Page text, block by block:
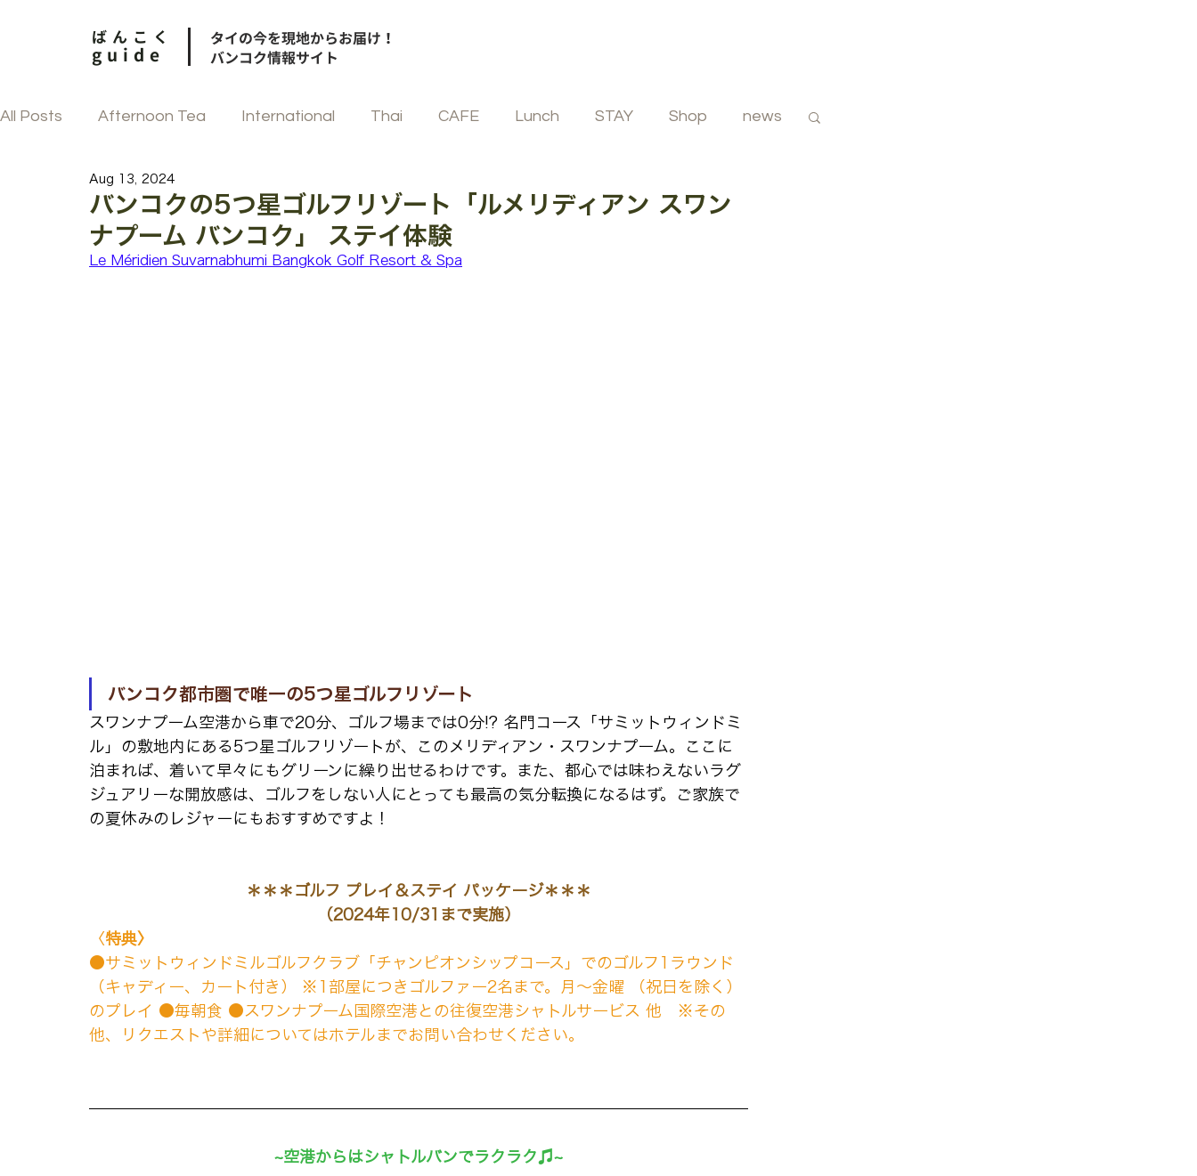
ばんこく
guide
タイの今を現地からお届け！
バンコク情報サイト
All Posts Afternoon Tea International Thai CAFE Lunch STAY Shop news
街歩き ビュッフェ
韓国料理 タイ菓子
バンコクの5つ星ゴルフリゾート「ルメリディアン スワン
ナプーム バンコク」 ステイ体験
Aug 13, 2024
Le Méridien Suvarnabhumi Bangkok Golf Resort & Spa
バンコク都市圏で唯一の5つ星ゴルフリゾート
スワンナプーム空港から車で20分、ゴルフ場までは0分!? 名門コース「サミットウィンドミ
ル」の敷地内にある5つ星ゴルフリゾートが、このメリディアン・スワンナプーム。ここに
泊まれば、着いて早々にもグリーンに繰り出せるわけです。また、都心では味わえないラグ
ジュアリーな開放感は、ゴルフをしない人にとっても最高の気分転換になるはず。ご家族で
の夏休みのレジャーにもおすすめですよ！
＊＊＊ゴルフ プレイ＆ステイ パッケージ＊＊＊
（2024年10/31まで実施）
〈特典〉
●サミットウィンドミルゴルフクラブ「チャンピオンシップコース」でのゴルフ1ラウンド
（キャディー、カート付き） ※1部屋につきゴルファー2名まで。月～金曜 （祝日を除く）
のプレイ ●毎朝食 ●スワンナプーム国際空港との往復空港シャトルサービス 他　※その
他、リクエストや詳細についてはホテルまでお問い合わせください。
~空港からはシャトルバンでラクラク♫~